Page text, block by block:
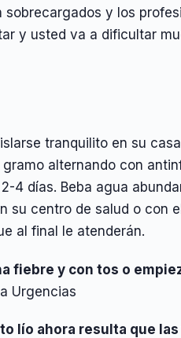
y los
y usted va a dificultar
tranquilito en su
alternando con
4 días. Beba agua
su centro de salud o con
al final le atenderán.
fiebre y con tos o
Urgencias
lío ahora resulta que